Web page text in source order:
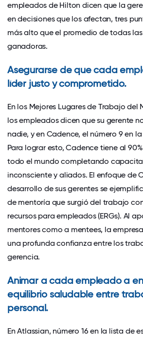
empleados de Hilton dicen que la
en decisiones que los afectan, tres
más alto que el promedio de todas
ganadoras.
Asegurarse de que cada
líder justo y comprometido.
En los Mejores Lugares de Trabajo del
los empleados dicen que su gerente
nadie, y en Cadence, el número 9 en la
Para lograr esto, Cadence tiene al
todo el mundo completando
inconsciente y aliados. El enfoque de
desarrollo de sus gerentes se
de mentoría que surgió del trabajo
recursos para empleados (ERGs). Al
mentores como a mentees, la
una profunda confianza entre los
gerencia.
Animar a cada empleado a
equilibrio saludable entre
personal.
En Atlassian, número 16 en la lista de